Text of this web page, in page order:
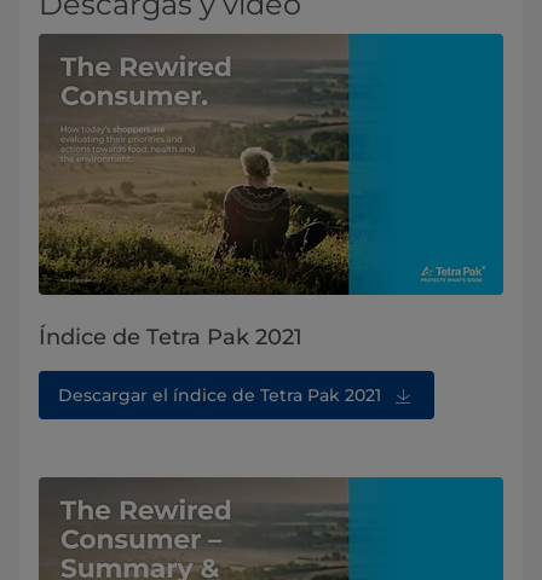
Índice de Tetra Pak 2021
Descargar el índice de Tetra Pak 2021